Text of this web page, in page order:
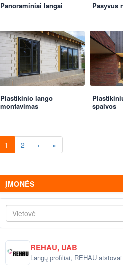
Panoraminiai langai Pasyvus
Plastikinio lango
montavimas
spalvos
1 2 › »
ĮMONĖS
Vietovė
REHAU, UAB
Langų profiliai, REHAU atstovai